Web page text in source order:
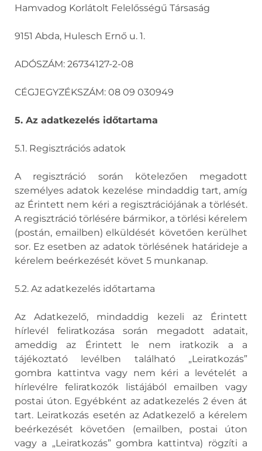
Hamvadog Korlátolt Felelősségű Társaság
9151 Abda, Hulesch Ernő u. 1.
ADÓSZÁM: 26734127-2-08
CÉGJEGYZÉKSZÁM: 08 09 030949
5. Az adatkezelés időtartama
5.1. Regisztrációs adatok
A regisztráció során kötelezően megadott
személyes adatok kezelése mindaddig tart, amíg
az Érintett nem kéri a regisztrációjának a törlését.
A regisztráció törlésére bármikor, a törlési kérelem
(postán, emailben) elküldését követően kerülhet
sor. Ez esetben az adatok törlésének határideje a
kérelem beérkezését követ 5 munkanap.
5.2. Az adatkezelés időtartama
Az Adatkezelő, mindaddig kezeli az Érintett
hírlevél feliratkozása során megadott adatait,
ameddig az Érintett le nem iratkozik a a
tájékoztató levélben található „Leiratkozás”
gombra kattintva vagy nem kéri a levételét a
hírlevélre feliratkozók listájából emailben vagy
postai úton. Egyébként az adatkezelés 2 éven át
tart. Leiratkozás esetén az Adatkezelő a kérelem
beérkezését követően (emailben, postai úton
vagy a „Leiratkozás” gombra kattintva) rögzíti a